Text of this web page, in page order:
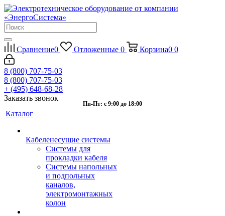
Сравнение0 Отложенные 0 Корзина0 0
8 (800) 707-75-03
8 (800) 707-75-03
+ (495) 648-68-28
Заказать звонок
Пн-Пт: с 9:00 до 18:00
Каталог
Кабеленесущие системы
Системы для
прокладки кабеля
Системы напольных
и подпольных
каналов,
электромонтажных
колон